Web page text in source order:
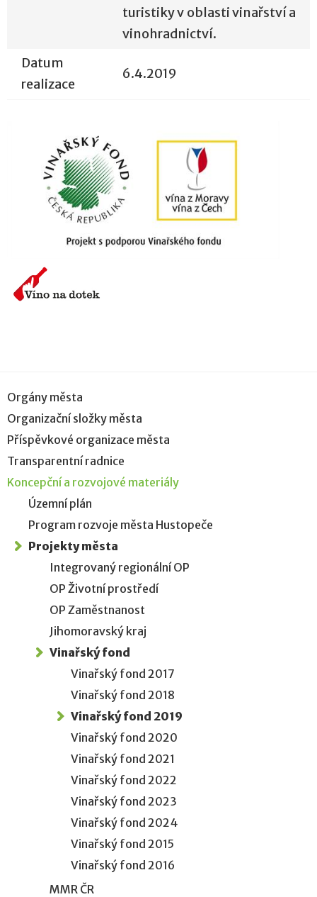
turistiky v oblasti vinařství a
vinohradnictví.
Datum
realizace
6.4.2019
Orgány města
Organizační složky města
Příspěvkové organizace města
Transparentní radnice
Koncepční a rozvojové materiály
Územní plán
Program rozvoje města Hustopeče
Projekty města
Integrovaný regionální OP
OP Životní prostředí
OP Zaměstnanost
Jihomoravský kraj
Vinařský fond
Vinařský fond 2017
Vinařský fond 2018
Vinařský fond 2019
Vinařský fond 2020
Vinařský fond 2021
Vinařský fond 2022
Vinařský fond 2023
Vinařský fond 2024
Vinařský fond 2015
Vinařský fond 2016
MMR ČR